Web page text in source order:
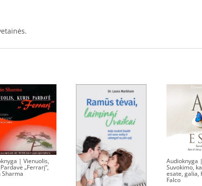
| Vienuolis,
„Ferrarį“,
Sharma
Audioknyga
Suvokimo,
esate, galia,
Falco